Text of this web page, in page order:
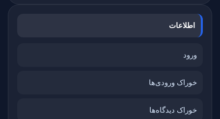
اطلاعات
ورود
خوراک ورودی‌ها
خوراک دیدگاه‌ها